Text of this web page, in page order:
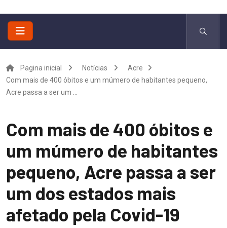
Pagina inicial Notícias
Acre
Com mais de 400 óbitos e um múmero de habitantes pequeno,
Acre passa a ser um ...
Com mais de 400 óbitos e
um múmero de habitantes
pequeno, Acre passa a ser
um dos estados mais
afetado pela Covid-19